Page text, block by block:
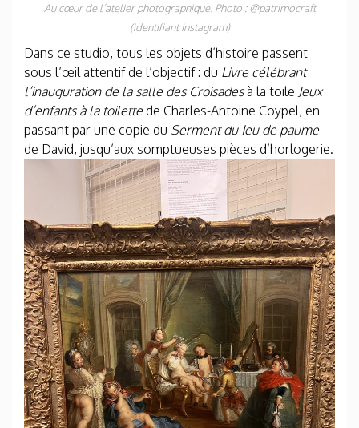
Au cœur de l’atelier photographique. Photo : @patrimocraft
(identifiant Instagram)
Dans ce studio, tous les objets d’histoire passent
sous l’œil attentif de l’objectif : du Livre célébrant
l’inauguration de la salle des Croisadesà la toile Jeux
d’enfants à la toilette de Charles-Antoine Coypel, en
passant par une copie du Serment du Jeu de paume
de David, jusqu’aux somptueuses pièces d’horlogerie.